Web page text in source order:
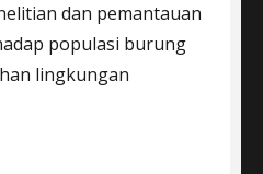
dan pemantauan
populasi burung
lingkungan